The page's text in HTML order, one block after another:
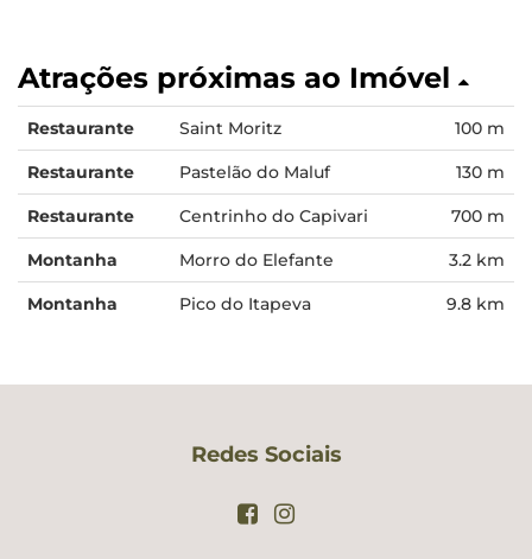
Atrações próximas ao Imóvel
Restaurante Saint Moritz 100 m
Restaurante Pastelão do Maluf 130 m
Restaurante Centrinho do Capivari 700 m
Montanha Morro do Elefante 3.2 km
Montanha Pico do Itapeva 9.8 km
Redes Sociais